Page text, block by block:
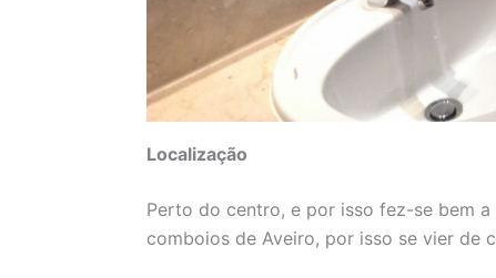
Localização
Perto do centro, e por isso fez-se bem
comboios de Aveiro, por isso se vier de